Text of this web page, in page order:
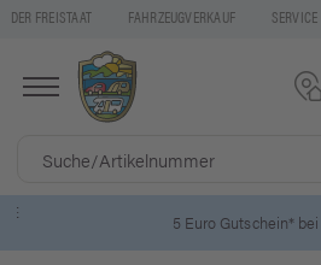
DER FREISTAAT FAHRZEUGVERKAUF SERVICE
5 Euro Gutschein* bei